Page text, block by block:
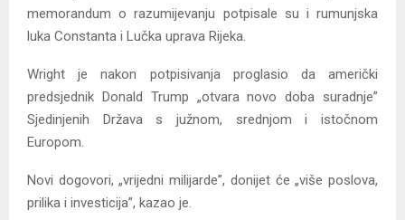
memorandum o razumijevanju potpisale su i rumunjska
luka Constanta i Lučka uprava Rijeka.
Wright je nakon potpisivanja proglasio da američki
predsjednik Donald Trump „otvara novo doba suradnje”
Sjedinjenih Država s južnom, srednjom i istočnom
Europom.
Novi dogovori, „vrijedni milijarde”, donijet će „više poslova,
prilika i investicija”, kazao je.